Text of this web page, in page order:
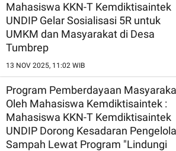
Mahasiswa KKN-T Kemdiktisaintek
UNDIP Gelar Sosialisasi 5R untuk
UMKM dan Masyarakat di Desa
Tumbrep
13 NOV 2025, 11:02 WIB
Program Pemberdayaan
Oleh Mahasiswa Kemdiktisaintek :
Mahasiswa KKN-T Kemdiktisaintek
UNDIP Dorong Kesadaran
Sampah Lewat Program "Lindungi